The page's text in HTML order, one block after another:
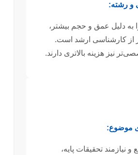
و رشته:
به دلیل عمق و حجم بیشتر،
از کارشناسی ارشد است.
نیز هزینه بالاتری دارند.
موضوع:
نیازمند تحقیقات پایه،